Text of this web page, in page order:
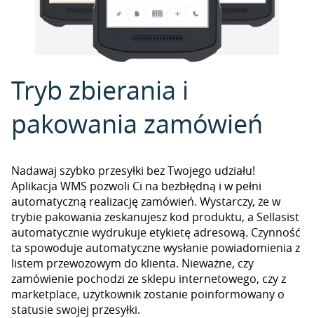
Tryb zbierania i
pakowania zamówień
Nadawaj szybko przesyłki bez Twojego udziału!
Aplikacja WMS pozwoli Ci na bezbłędną i w pełni
automatyczną realizację zamówień. Wystarczy, że w
trybie pakowania zeskanujesz kod produktu, a Sellasist
automatycznie wydrukuje etykietę adresową. Czynność
ta spowoduje automatyczne wysłanie powiadomienia z
listem przewozowym do klienta. Nieważne, czy
zamówienie pochodzi ze sklepu internetowego, czy z
marketplace, użytkownik zostanie poinformowany o
statusie swojej przesyłki.